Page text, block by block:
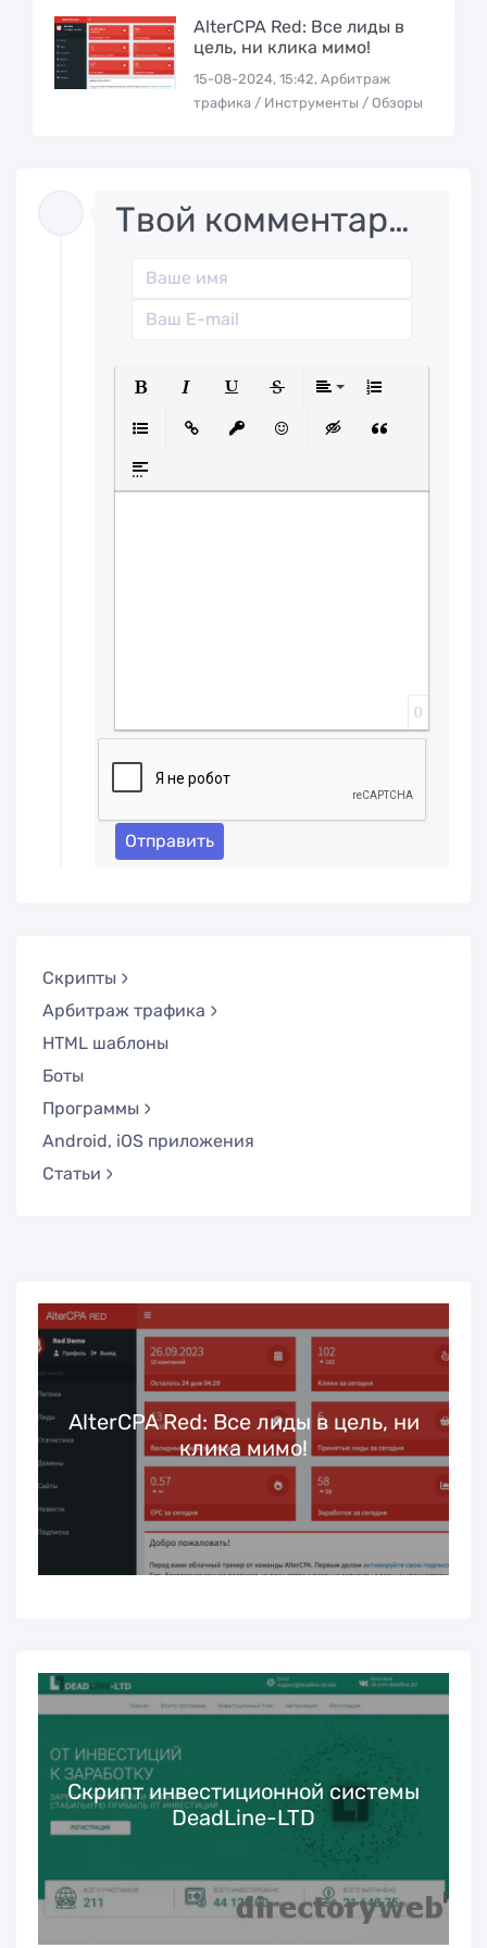
AlterCPA Red: Все лиды в
цель, ни клика мимо!
15-08-2024, 15:42, Арбитраж
трафика / Инструменты / Обзоры
Твой комментарий..
Вставка спойлера
0
Отправить
Скрипты
Арбитраж трафика
HTML шаблоны
Боты
Программы
Android, iOS приложения
Статьи
AlterCPA Red: Все лиды в цель, ни
клика мимо!
Скрипт инвестиционной системы
DeadLine-LTD